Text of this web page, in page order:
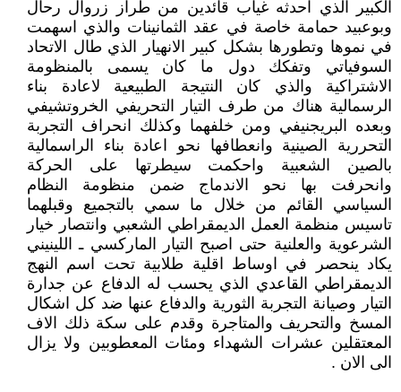
الكبير الذي احدثه غياب قائدين من طراز زروال رحال
وبوعبيد حمامة خاصة في عقد الثمانينات والذي اسهمت
في نموها وتطورها بشكل كبير الانهيار الذي طال الاتحاد
السوفياتي وتفكك دول ما كان يسمى بالمنظومة
الاشتراكية والذي كان النتيجة الطبيعية لاعادة بناء
الرسمالية هناك من طرف التيار التحريفي الخروتشيفي
وبعده البريجنيفي ومن خلفهما وكذلك انحراف التجربة
التحررية الصينية وانعطافها نحو اعادة بناء الراسمالية
بالصين الشعبية واحكمت سيطرتها على الحركة
وانحرفت بها نحو الاندماج ضمن منظومة النظام
السياسي القائم من خلال ما سمي بالتجميع وقبلهما
تاسيس منظمة العمل الديمقراطي الشعبي وانتصار خيار
الشرعوية والعلنية حتى اصبح التيار الماركسي ـ اللينيني
يكاد ينحصر في اوساط اقلية طلابية تحت اسم النهج
الديمقراطي القاعدي الذي يحسب له الدفاع عن جدارة
التيار وصيانة التجربة الثورية والدفاع عنها ضد كل اشكال
المسخ والتحريف والمتاجرة وقدم على سكة ذلك الاف
المعتقلين عشرات الشهداء ومئات المعطوبين ولا يزال
الى الان .